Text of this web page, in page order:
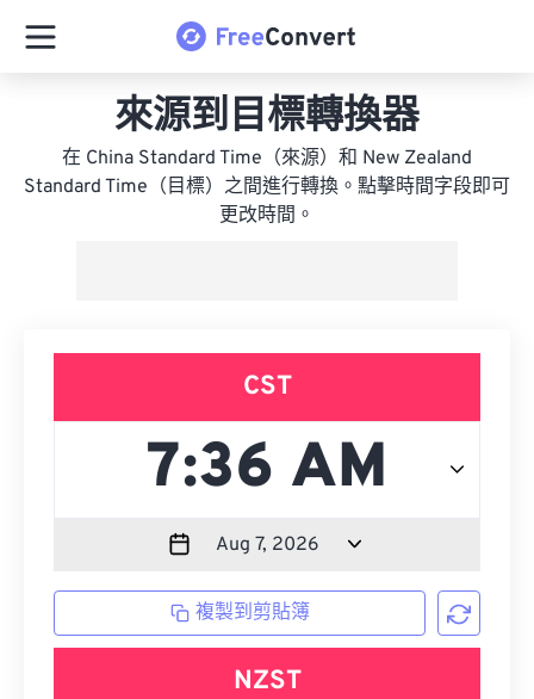
來源到目標轉換器
在 China Standard Time（來源）和 New Zealand
Standard Time（目標）之間進行轉換。點擊時間字段即可
更改時間。
CST
複製到剪貼簿
NZST